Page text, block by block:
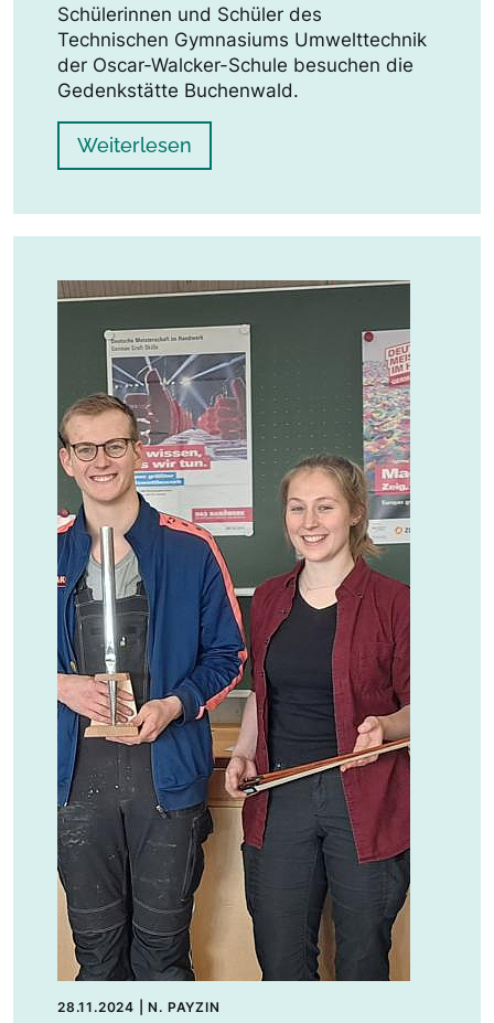
Schülerinnen und Schüler des
Technischen Gymnasiums Umwelttechnik
der Oscar-Walcker-Schule besuchen die
Gedenkstätte Buchenwald.
Weiterlesen
28.11.2024 |N. PAYZIN